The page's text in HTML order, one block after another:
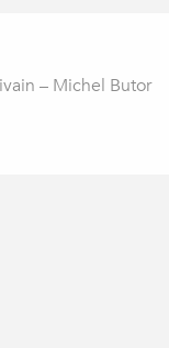
– Michel Butor